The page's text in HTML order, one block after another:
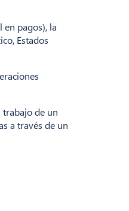
en pagos), la
Estados
trabajo de un
a través de un